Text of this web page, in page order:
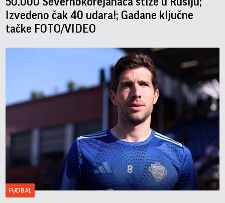
Izvedeno čak 40 udara!; Gađane ključne
tačke FOTO/VIDEO
FUDBAL